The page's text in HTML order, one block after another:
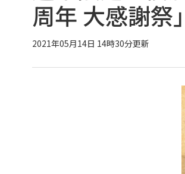
周年 大感謝祭
2021年05月14日 14時30分更新